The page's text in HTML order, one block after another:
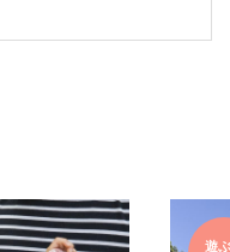
遊